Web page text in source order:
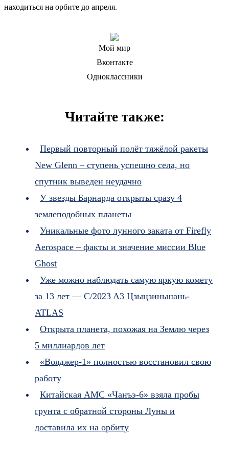
находиться на орбите до апреля.
Мой мир
Вконтакте
Одноклассники
Читайте также:
Первый повторный полёт тяжёлой ракеты
New Glenn – ступень успешно села, но
спутник выведен неудачно
У звезды Барнарда открыты сразу 4
землеподобных планеты
Уникальные фото лунного заката от Firefly
Aerospace – факты и значение миссии Blue
Ghost
Уже можно наблюдать самую яркую комету
за 13 лет — C/2023 A3 Цзыцзиньшань-
ATLAS
Открыта планета, похожая на Землю через
5 миллиардов лет
«Вояджер-1» полностью восстановил свою
работу
Китайская АМС «Чанъэ-6» взяла пробы
грунта с обратной стороны Луны и
доставила их на орбиту